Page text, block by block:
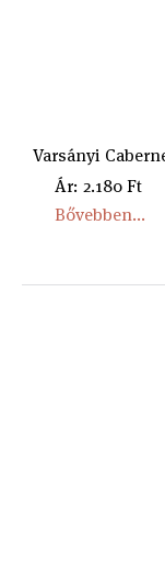
Varsányi
Ár: 2.180 Ft
Bővebben...